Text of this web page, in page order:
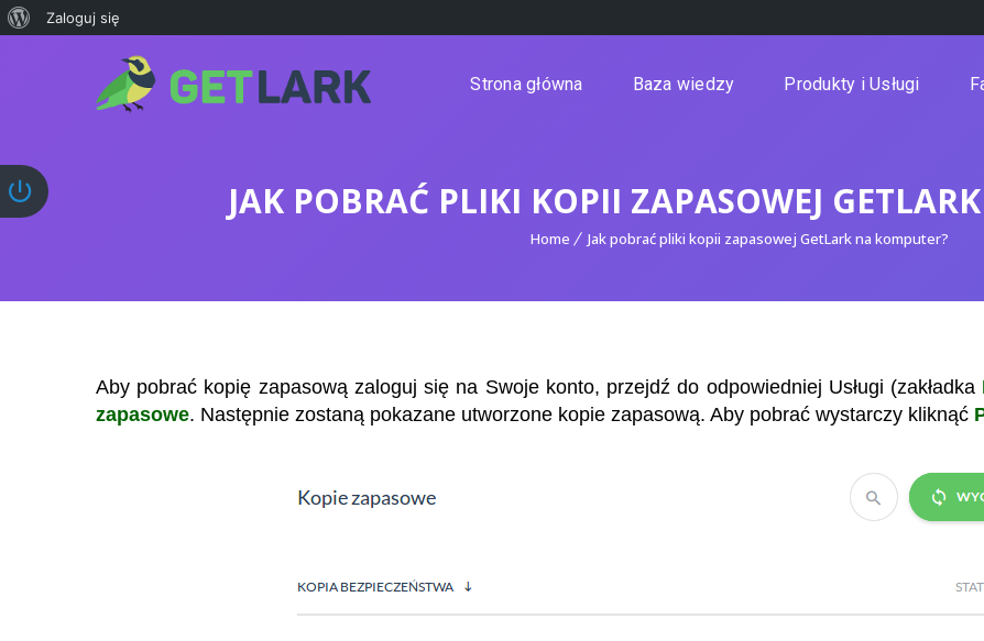
Strona główna Baza wiedzy Produkty i Usługi
JAK POBRAĆ PLIKI KOPII ZAPASOWEJ
Home Jak pobrać pliki kopii zapasowej GetLark na komputer?
Aby pobrać kopię zapasową zaloguj się na Swoje konto, przejdź do odpowiedniej Usługi (zakładka
zapasowe. Następnie zostaną pokazane utworzone kopie zapasową. Aby pobrać wystarczy kliknąć
Zaloguj się